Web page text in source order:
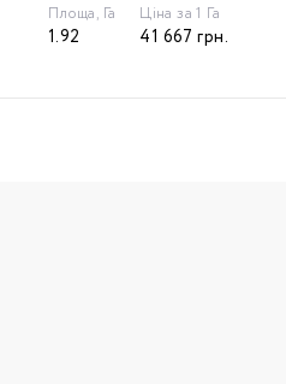
Площа, Га
1.92
Ціна за 1 Га
41 667 грн.